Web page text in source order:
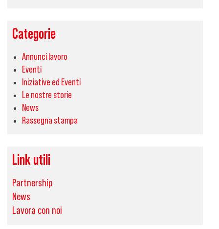
Categorie
Annunci lavoro
Eventi
Iniziative ed Eventi
Le nostre storie
News
Rassegna stampa
Link utili
Partnership
News
Lavora con noi